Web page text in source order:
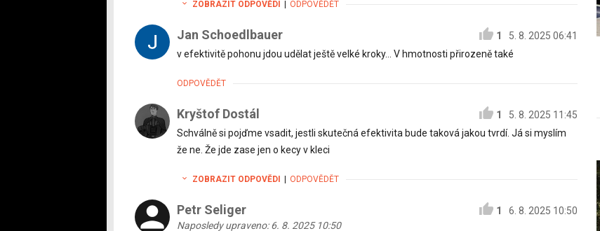
ZOBRAZIT ODPOVĚDI ODPOVĚDĚT
Jan Schoedlbauer 1
5. 8. 2025 06:41
v efektivitě pohonu jdou udělat ještě velké kroky... V hmotnosti přirozeně také
ODPOVĚDĚT
Kryštof Dostál 1
5. 8. 2025 11:45
Schválně si pojďme vsadit, jestli skutečná efektivita bude taková jakou tvrdí. Já si myslím
že ne. Že jde zase jen o kecy v kleci
ZOBRAZIT ODPOVĚDI ODPOVĚDĚT
Petr Seliger 1
6. 8. 2025 10:50
Naposledy upraveno: 6. 8. 2025 10:50